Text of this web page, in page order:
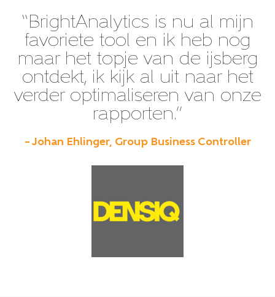
“BrightAnalytics is nu al mijn
favoriete tool en ik heb nog
maar het topje van de ijsberg
ontdekt, ik kijk al uit naar het
verder optimaliseren van onze
rapporten.”
– Johan Ehlinger, Group Business Controller